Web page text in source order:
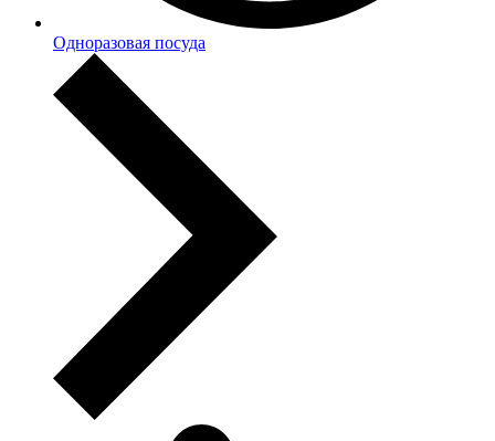
Одноразовая посуда